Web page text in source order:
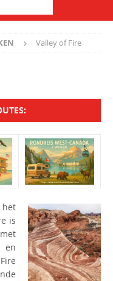
Valley of Fire
het
is
en